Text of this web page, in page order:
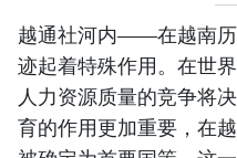
越通社河内——在越南
迹起着特殊作用。在世
人力资源质量的竞争将
育的作用更加重要，在